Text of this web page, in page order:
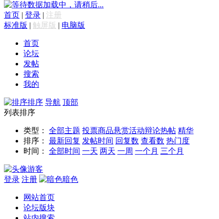
数据加载中，请稍后...
首页 | 登录 | 注册
标准版 | 触屏版 | 电脑版
首页
论坛
发帖
搜索
我的
排序 导航 顶部
列表排序
类型： 全部主题 投票商品悬赏活动辩论热帖 精华
排序：
最新回复 发帖时间 回复数 查看数 热门度
时间：
全部时间 一天 两天 一周 一个月 三个月
游客
登录 注册 暗色
网站首页
论坛版块